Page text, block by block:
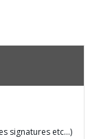
signatures etc…)